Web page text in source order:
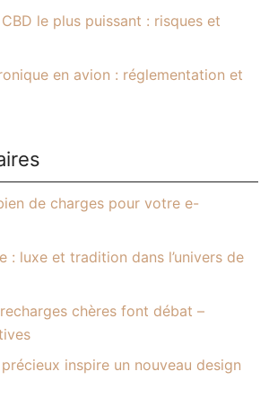
le plus puissant : risques et
en avion : réglementation et
de charges pour votre e-
: luxe et tradition dans l’univers de
chères font débat –
inspire un nouveau design